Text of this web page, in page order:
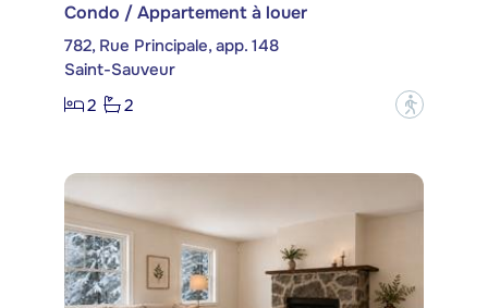
Condo / Appartement à louer
782, Rue Principale, app. 148
Saint-Sauveur
2
2 ?